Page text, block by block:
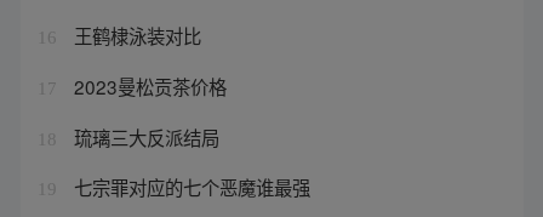
16 王鹤棣泳装对比
17 2023曼松贡茶价格
18 琉璃三大反派结局
19 七宗罪对应的七个恶魔谁最强